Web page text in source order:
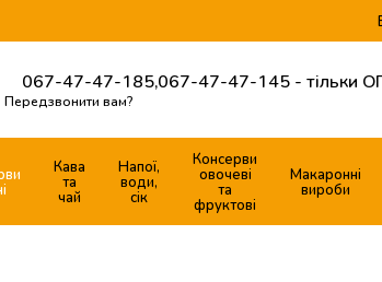
067-47-47-185, 067-47-47-145 - тільки
Передзвонити вам?
Кава
та
чай
Напої,
води,
сік
Консерви
овочеві
та
фруктові
Макаронні
вироби